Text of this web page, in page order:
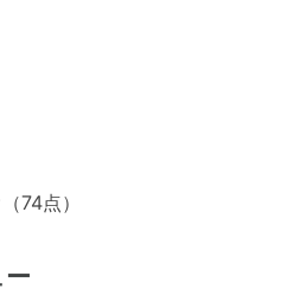
点）